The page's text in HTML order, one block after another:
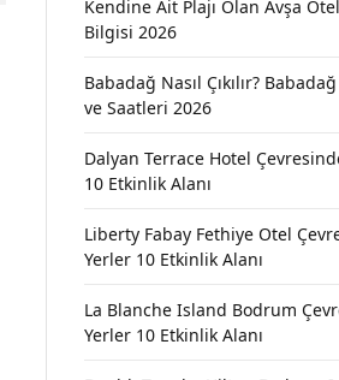
Kendine Ait Plajı Olan Avşa
Bilgisi 2026
Babadağ Nasıl Çıkılır?
ve Saatleri 2026
Dalyan Terrace Hotel
10 Etkinlik Alanı
Liberty Fabay Fethiye Otel
Yerler 10 Etkinlik Alanı
La Blanche Island Bodrum
Yerler 10 Etkinlik Alanı